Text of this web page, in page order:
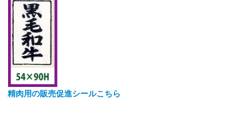
精肉用の販売促進シールこちら